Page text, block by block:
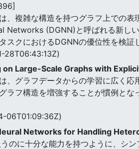
、複雑な構造を持つグラフ上での
(DGNN)と呼ばれる新し
スクにおけるDGNNの優位性を検証
28T06:43:13Z)
Large-Scale Graphs with
、グラフデータからの学習に広く
ラフ構造を増強することが慣例と
06T01:09:36Z)
Networks for Handling
のに十分な能力を持つように、シ